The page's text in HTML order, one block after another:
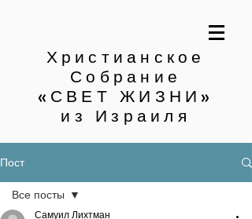
Христианское
Собрание
«СВЕТ ЖИЗНИ»
из Израиля
Пост
Все посты
Самуил Лихтман